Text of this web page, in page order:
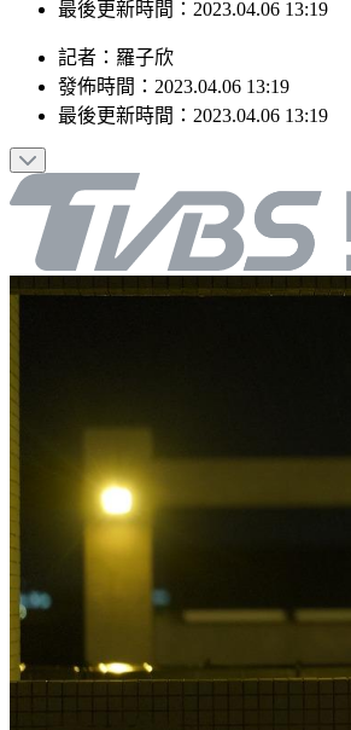
最後更新時間：2023.04.06 13:19
記者 ： 羅子欣
發佈時間： 2023.04.06 13:19
最後更新時間： 2023.04.06 13:19